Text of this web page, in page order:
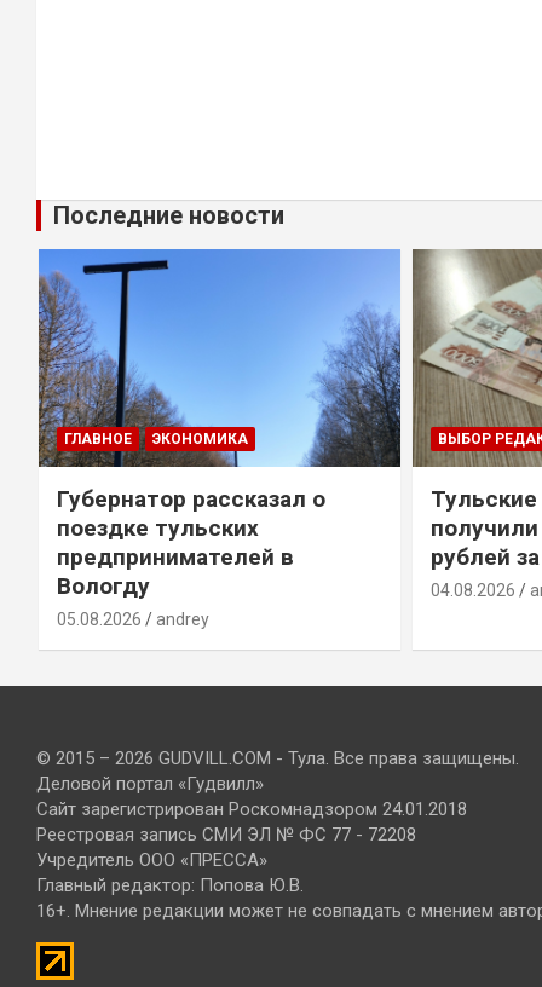
Последние новости
ГЛАВНОЕ ЭКОНОМИКА
Губернатор рассказал о
поездке тульских
предпринимателей в
Вологду
05.08.2026 andrey
ВЫБОР
рублей
04.08.2026
© 2015 – 2026 GUDVILL.COM - Тула. Все права защищены.
Деловой портал «Гудвилл»
Сайт зарегистрирован Роскомнадзором 24.01.2018
Реестровая запись СМИ ЭЛ № ФС 77 - 72208
Учредитель ООО «ПРЕССА»
Главный редактор: Попова Ю.В.
16+. Мнение редакции может не совпадать с мнением